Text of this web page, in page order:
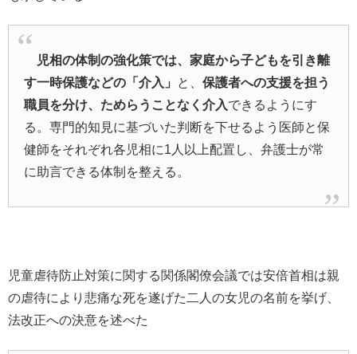
児相の体制の強化策では、家庭から子どもを引き離
す一時保護などの「介入」
と、保護者への支援を担う
職員を分け、ためらうことなく介入できるようにす
る。専門的知見に基づいた判断を下せるよう医師と保
健師をそれぞれ各児相に1人以上配置し、弁護士が常
に助言できる体制を整える。
児童虐待防止対策に関する関係閣僚会議では安倍首相は親
の虐待により悲痛な死を遂げた二人の女児の名前を挙げ、
法改正への決意を述べた